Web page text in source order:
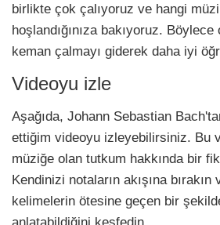
birlikte çok çalıyoruz ve hangi
hoşlandığınıza bakıyoruz.
keman çalmayı giderek daha iyi
Videoyu izle
Aşağıda, Johann Sebastian
ettiğim videoyu izleyebilirsiniz. Bu
müziğe olan tutkum hakkında bir
Kendinizi notaların akışına bırakın
kelimelerin ötesine geçen bir